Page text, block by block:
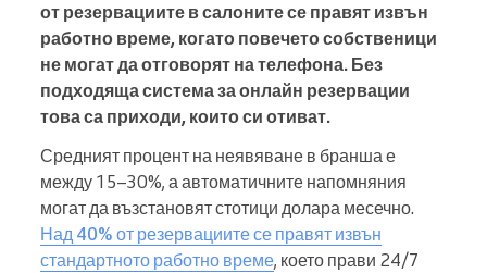
от резервациите в салоните се правят извън
работно време, когато повечето собственици
не могат да отговорят на телефона. Без
подходяща система за онлайн резервации
това са приходи, които си отиват.
Средният процент на неявяване в бранша е
между 15–30%, а автоматичните напомняния
могат да възстановят стотици долара месечно.
Над 40% от резервациите се правят извън
стандартното работно време, което прави 24/7